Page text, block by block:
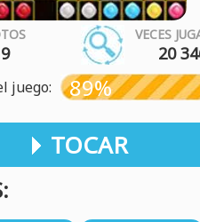
9
VECES
20
juego: 89%
TOCAR